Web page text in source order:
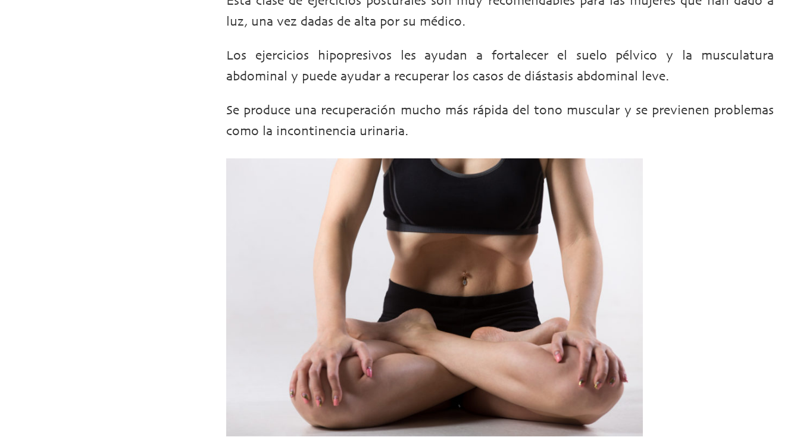
luz, una vez dadas de alta por su médico.
Los ejercicios hipopresivos les ayudan a fortalecer el suelo pélvico y la musculatura
abdominal y puede ayudar a recuperar los casos de diástasis abdominal leve.
Se produce una recuperación mucho más rápida del tono muscular y se previenen problemas
como la incontinencia urinaria.